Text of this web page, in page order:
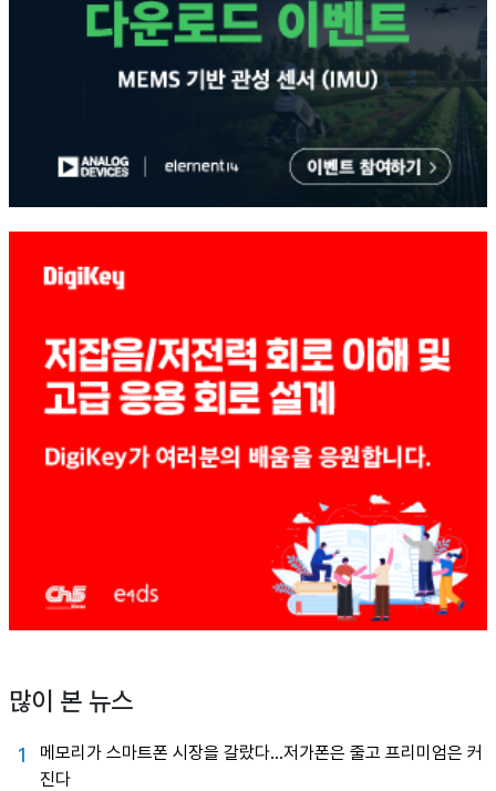
많이 본 뉴스
1
메모리가 스마트폰 시장을 갈랐다…저가폰은 줄고 프리미엄은 커
진다